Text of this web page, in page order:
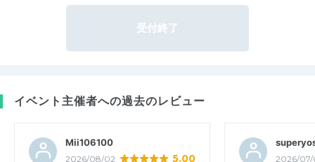
受付終了
イベント主催者への過去のレビュー
Mii106100
2026/08/02 5.00 2026/